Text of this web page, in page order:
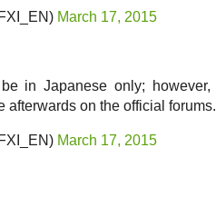
March 17, 2015
in Japanese only;
on the official forums.
March 17, 2015